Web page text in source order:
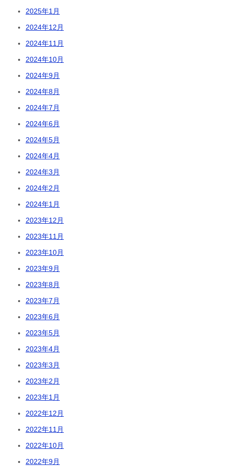
2025年1月
2024年12月
2024年11月
2024年10月
2024年9月
2024年8月
2024年7月
2024年6月
2024年5月
2024年4月
2024年3月
2024年2月
2024年1月
2023年12月
2023年11月
2023年10月
2023年9月
2023年8月
2023年7月
2023年6月
2023年5月
2023年4月
2023年3月
2023年2月
2023年1月
2022年12月
2022年11月
2022年10月
2022年9月